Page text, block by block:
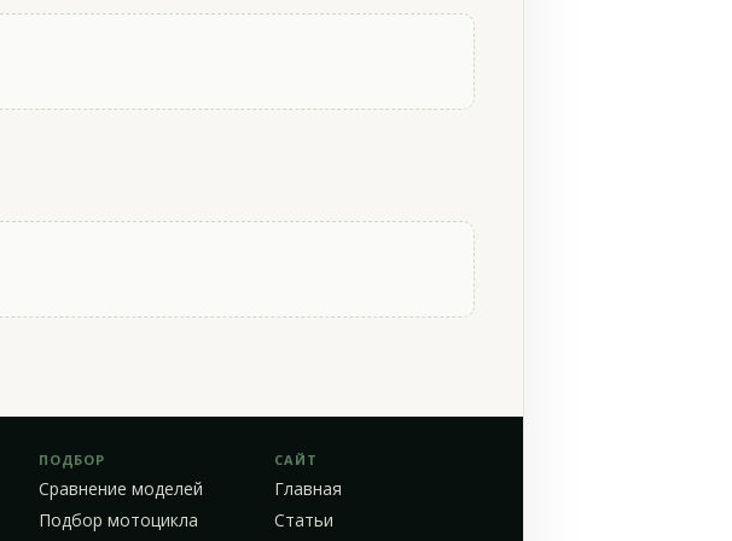
ПОДБОР
Сравнение моделей
Подбор мотоцикла
САЙТ
Главная
Статьи